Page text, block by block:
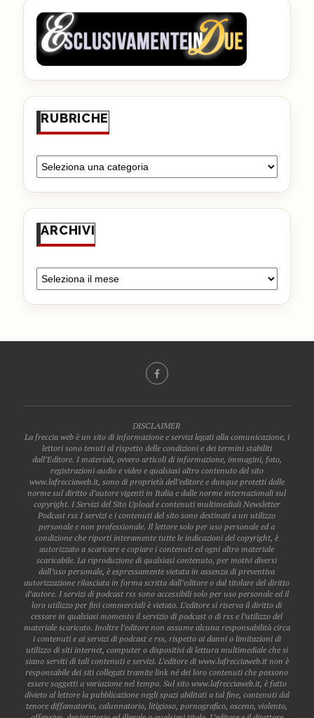
RUBRICHE
ARCHIVI
DISCLAIMER
La freccia web è un sito di informazione e servizi legati alla comunicazione, i
lettori sono tenuti al rispetto delle condizioni e dei termini stabiliti
dall’Editore. I materiali, ovvero articoli di informazione, immagini, foto,
registrazioni audio e video e qualsiasi altro contenuto del sito
www.lafrecciaweb.it, sono di proprietà dell’editore e dunque protetti dalle
norme sul diritto d’autore vigenti in Italia e dalle norme internazionali sul
copyright. I Servizi del Sito Upload e contenuti multimediali Newsletter
Podcast rss I servizi e i contenuti del sito sono destinati a un utilizzo
personale e non professionale. Il lettore solo per uso personale ed a
condizione che riporti interamente tutte le indicazioni del copyright, è
autorizzato a scaricare e copiare i contenuti ed ogni altro materiale
scaricabile. La riproduzione di qualsiasi contenuto, per motivi diversi
dall’uso personale, è espressamente vietata in assenza di preventiva
autorizzazione rilasciata in forma scritta dall’editore o dal titolare del diritto
d’autore. I servizi di podcast rss sono accessibili solo per uso personale ed il
loro utilizzo per fini commerciali è vietato. L’editore si riserva il diritto di
cessare in qualsiasi momento il servizio di podcast o di rss e l’utilizzo del
materiale scaricato. Inoltre l’editore non assume alcuna responsabilità circa
i contenuti e ai servizi di podcast e rss, rispetto ai danni o limitazioni di
utilizzo di siti internet, computer o dispositivi di lettura multimediale che si
siano serviti di tali contenuti e servizi. L’editore di www.lafrecciaweb.it non è
responsabile dei siti collegati tramite link né dei loro contenuti che possono
essere soggetti a variazione nel tempo. Sul sito www.lafrecciaweb.it, è fatto
divieto al lettore la pubblicazione negli spazi abilitati a tal fine, contenuti dal
tenore diffamatorio, calunnatorio, litigioso, pornografico, osceno, violento,